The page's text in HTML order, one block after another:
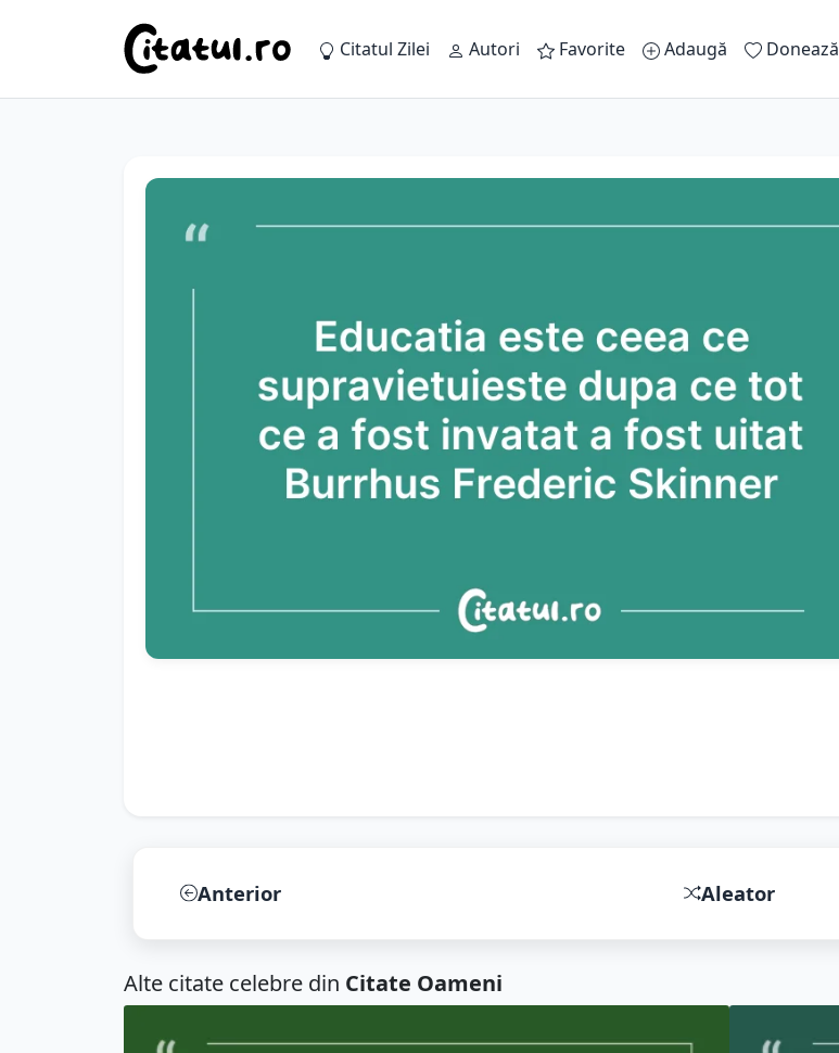
Citatul Zilei Autori Favorite Adaugă Donează
Anterior Aleator
Alte citate celebre din Citate Oameni